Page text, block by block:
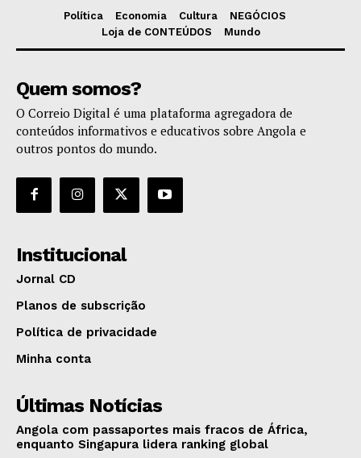
Política Economia Cultura
NEGÓCIOS
Loja de CONTEÚDOS
Mundo
Quem somos?
O Correio Digital é uma plataforma agregadora de
conteúdos informativos e educativos sobre Angola e
outros pontos do mundo.
Institucional
Jornal CD
Planos de subscrição
Política de privacidade
Minha conta
Últimas Notícias
Angola com passaportes mais fracos de África,
enquanto Singapura lidera ranking global